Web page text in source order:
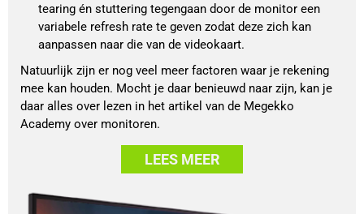
tearing én stuttering tegengaan door de monitor een
variabele refresh rate te geven zodat deze zich kan
aanpassen naar die van de videokaart.
Natuurlijk zijn er nog veel meer factoren waar je rekening
mee kan houden. Mocht je daar benieuwd naar zijn, kan je
daar alles over lezen in het artikel van de Megekko
Academy over monitoren.
LEES MEER